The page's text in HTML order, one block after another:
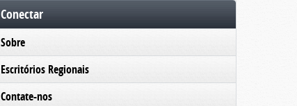
Conectar
Sobre
Escritórios Regionais
Contate-nos